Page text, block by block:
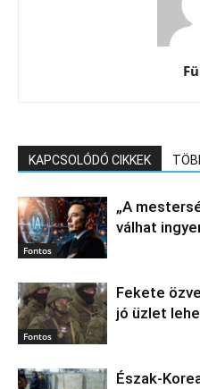
KAPCSOLÓDÓ CIKKEK
Fontos
„A
válhat
Fontos
Fekete
jó üzlet